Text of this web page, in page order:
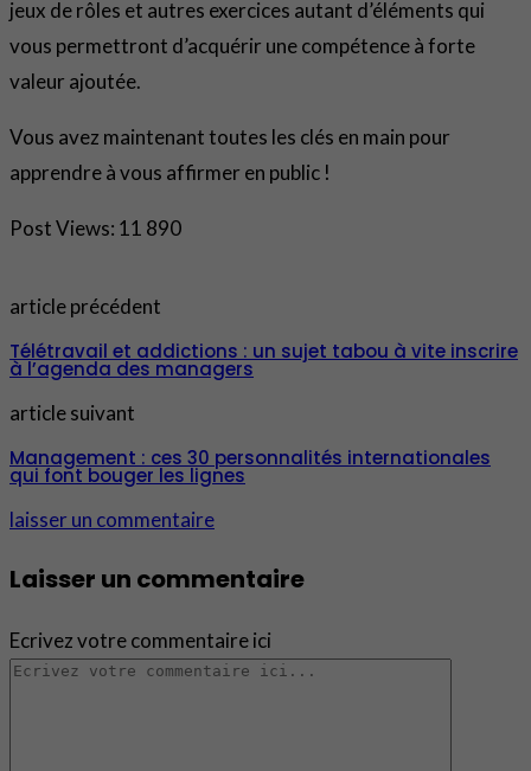
jeux de rôles et autres exercices autant d’éléments qui
vous permettront d’acquérir une compétence à forte
valeur ajoutée.
Vous avez maintenant toutes les clés en main pour
apprendre à vous affirmer en public !
Post Views: 11 890
article précédent
Télétravail et addictions : un sujet tabou à vite inscrire
à l’agenda des managers
article suivant
Management : ces 30 personnalités internationales
qui font bouger les lignes
laisser un commentaire
Laisser un commentaire
Ecrivez votre commentaire ici